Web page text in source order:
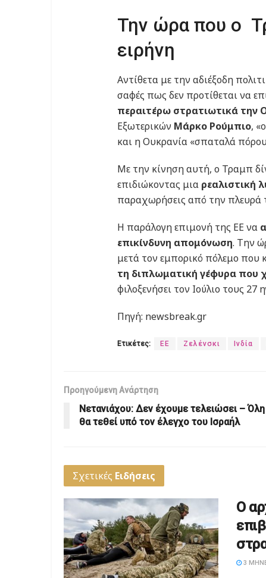
Την ώρα που ο
ειρήνη
Αντίθετα με την αδιέξοδη
σαφές πως δεν προτίθεται να
περαιτέρω στρατιωτικά την
Εξωτερικών Μάρκο Ρούμπιο,
και η Ουκρανία «σπαταλά
Με την κίνηση αυτή, ο Τραμπ
επιδιώκοντας μια ρεαλιστική
παραχωρήσεις από την πλευρά
Η παράλογη επιμονή της ΕΕ να
επικίνδυνη απομόνωση. Την
μετά τον εμπορικό πόλεμο που
τη διπλωματική γέφυρα που
φιλοξενήσει τον Ιούλιο τους
Πηγή: newsbreak.gr
Ετικέτες: ΕΕ Ζελένσκι Ινδία
Προηγούμενη Ανάρτηση
Νετανιάχου: Δεν έχουμε τελειώσει –
θα τεθεί υπό τον έλεγχο του Ισραήλ
Σχετικές Ειδήσεις
Ο
3